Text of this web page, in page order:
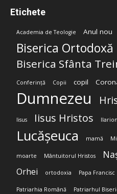
Etichete
Academia de Teologie Anul nou
Biserica Ortodoxă
Biserica Sfânta
Conferință Copii copil
Dumnezeu
Iisus Iisus Hristos
Lucășeuca mamă
moarte Mântuitorul Hristos
Orhei ortodoxia Papa Francisc
Patriarhia Română Patriarhul